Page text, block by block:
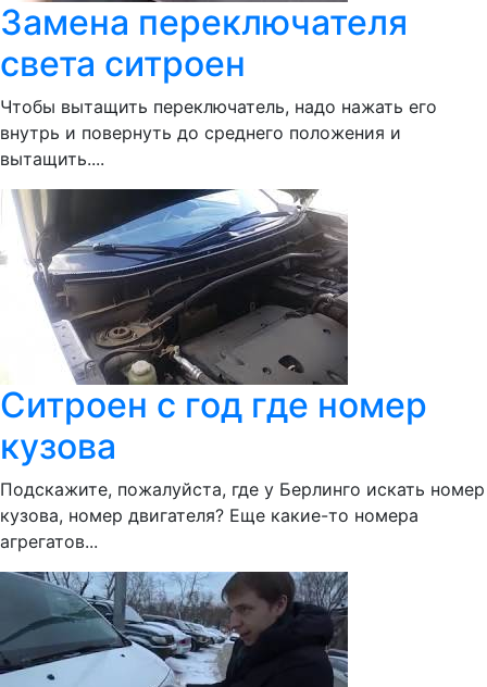
Замена переключателя
света ситроен
Чтобы вытащить переключатель, надо нажать его
внутрь и повернуть до среднего положения и
вытащить....
Ситроен с год где номер
кузова
Подскажите, пожалуйста, где у Берлинго искать номер
кузова, номер двигателя? Еще какие-то номера
агрегатов...